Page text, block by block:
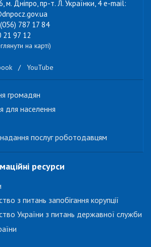
м. Дніпро, пр-т. Л. Українки, 4 e-mail:
787 17 84
21 97 12
на карті)
/ YouTube
громадян
для населення
послуг роботодавцям
ресурси
з питань запобігання корупції
України з питань державної служби